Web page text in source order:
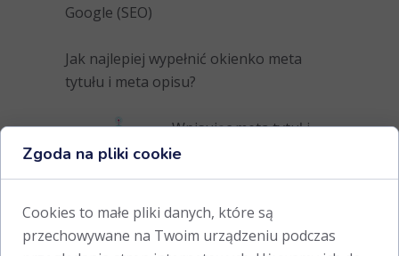
Google (SEO)
Jak najlepiej wypełnić okienko meta
tytułu i meta opisu?
Wpisując meta tytuł i
meta opis, pamiętaj o 2
kwestiach:
frazę kluczową;
staraj się trzymać optymalnej
Zgoda na pliki cookie
Cookies to małe pliki danych, które są
przechowywane na Twoim urządzeniu podczas